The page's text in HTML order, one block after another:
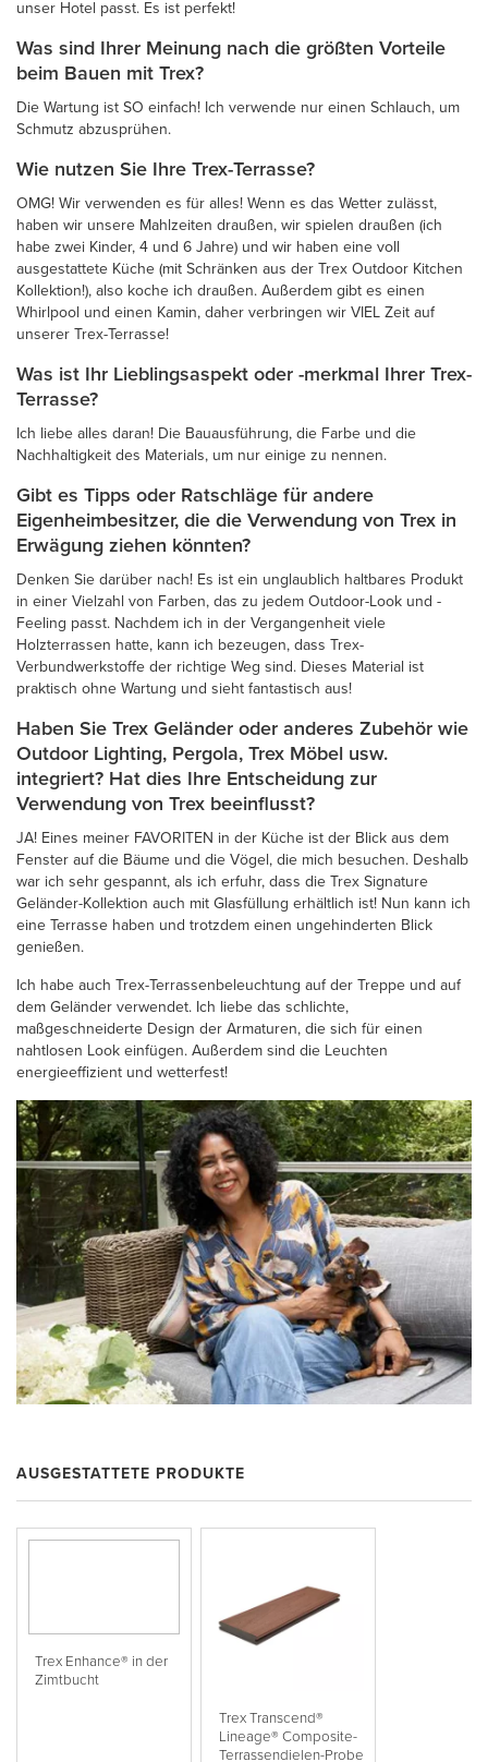
unser Hotel passt. Es ist perfekt!
Was sind Ihrer Meinung nach die größten Vorteile
beim Bauen mit Trex?
Die Wartung ist SO einfach! Ich verwende nur einen Schlauch, um
Schmutz abzusprühen.
Wie nutzen Sie Ihre Trex-Terrasse?
OMG! Wir verwenden es für alles! Wenn es das Wetter zulässt,
haben wir unsere Mahlzeiten draußen, wir spielen draußen (ich
habe zwei Kinder, 4 und 6 Jahre) und wir haben eine voll
ausgestattete Küche (mit Schränken aus der Trex Outdoor Kitchen
Kollektion!), also koche ich draußen. Außerdem gibt es einen
Whirlpool und einen Kamin, daher verbringen wir VIEL Zeit auf
unserer Trex-Terrasse!
Was ist Ihr Lieblingsaspekt oder -merkmal Ihrer Trex-
Terrasse?
Ich liebe alles daran! Die Bauausführung, die Farbe und die
Nachhaltigkeit des Materials, um nur einige zu nennen.
Gibt es Tipps oder Ratschläge für andere
Eigenheimbesitzer, die die Verwendung von Trex in
Erwägung ziehen könnten?
Denken Sie darüber nach! Es ist ein unglaublich haltbares Produkt
in einer Vielzahl von Farben, das zu jedem Outdoor-Look und -
Feeling passt. Nachdem ich in der Vergangenheit viele
Holzterrassen hatte, kann ich bezeugen, dass Trex-
Verbundwerkstoffe der richtige Weg sind. Dieses Material ist
praktisch ohne Wartung und sieht fantastisch aus!
Haben Sie Trex Geländer oder anderes Zubehör wie
Outdoor Lighting, Pergola, Trex Möbel usw.
integriert? Hat dies Ihre Entscheidung zur
Verwendung von Trex beeinflusst?
JA! Eines meiner FAVORITEN in der Küche ist der Blick aus dem
Fenster auf die Bäume und die Vögel, die mich besuchen. Deshalb
war ich sehr gespannt, als ich erfuhr, dass die Trex Signature
Geländer-Kollektion auch mit Glasfüllung erhältlich ist! Nun kann ich
eine Terrasse haben und trotzdem einen ungehinderten Blick
genießen.
Ich habe auch Trex-Terrassenbeleuchtung auf der Treppe und auf
dem Geländer verwendet. Ich liebe das schlichte,
maßgeschneiderte Design der Armaturen, die sich für einen
nahtlosen Look einfügen. Außerdem sind die Leuchten
energieeffizient und wetterfest!
AUSGESTATTETE PRODUKTE
Trex Enhance® in der
Zimtbucht
Trex Transcend®
Lineage® Composite-
Terrassendielen-Probe